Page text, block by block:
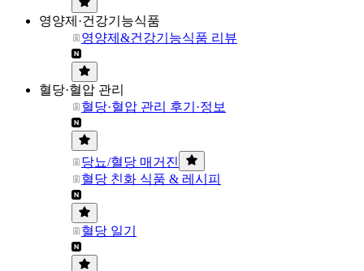
영양제·건강기능식품
영양제&건강기능식품 리뷰
혈당·혈압 관리
혈당·혈압 관리 후기·정보
당뇨/혈당 매거진
혈당 친화 식품 & 레시피
혈당 일기